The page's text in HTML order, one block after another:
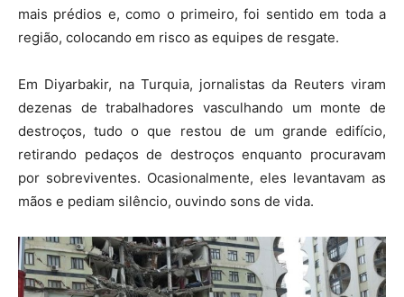
mais prédios e, como o primeiro, foi sentido em toda a
região, colocando em risco as equipes de resgate.
Em Diyarbakir, na Turquia, jornalistas da Reuters viram
dezenas de trabalhadores vasculhando um monte de
destroços, tudo o que restou de um grande edifício,
retirando pedaços de destroços enquanto procuravam
por sobreviventes. Ocasionalmente, eles levantavam as
mãos e pediam silêncio, ouvindo sons de vida.